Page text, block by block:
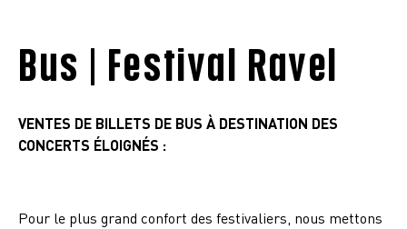
Bus | Festival Ravel
VENTES DE BILLETS DE BUS À DESTINATION DES
CONCERTS ÉLOIGNÉS :
Pour le plus grand confort des festivaliers, nous mettons